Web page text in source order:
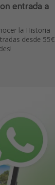
entrada a
la Historia
desde 55€